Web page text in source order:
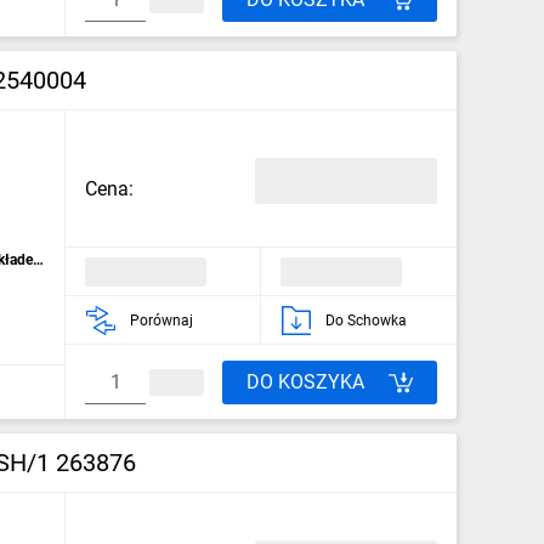
Cena:
Porównaj Do Schowka
DO KOSZYKA
1 263876